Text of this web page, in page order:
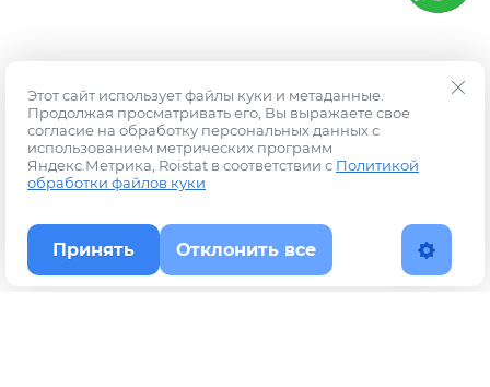
Этот сайт использует файлы куки и метаданные.
Продолжая просматривать его, Вы выражаете свое
согласие на обработку персональных данных с
использованием метрических программ
Яндекс.Метрика, Roistat в соответствии с Политикой
обработки файлов куки
Принять Отклонить все